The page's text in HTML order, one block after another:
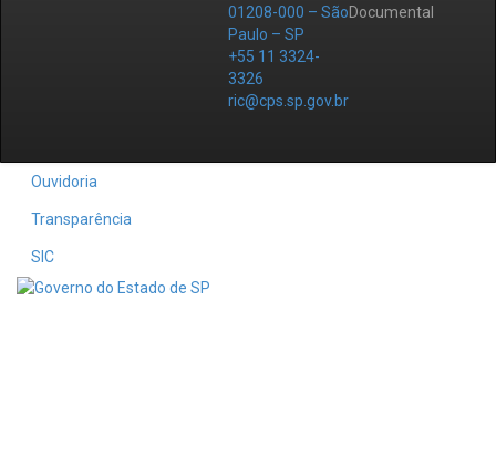
01208-000 – São
Paulo – SP
+55 11 3324-
3326
ric@cps.sp.gov.br
Documental
Ouvidoria
Transparência
SIC